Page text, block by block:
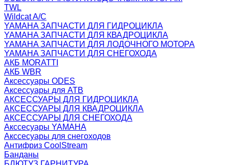
TWL
Wildcat A/C
YAMAHA ЗАПЧАСТИ ДЛЯ ГИДРОЦИКЛА
YAMAHA ЗАПЧАСТИ ДЛЯ КВАДРОЦИКЛА
YAMAHA ЗАПЧАСТИ ДЛЯ ЛОДОЧНОГО МОТОРА
YAMAHA ЗАПЧАСТИ ДЛЯ СНЕГОХОДА
АКБ MORATTI
АКБ WBR
Аксессуары ODES
Аксессуары для АТВ
АКСЕССУАРЫ ДЛЯ ГИДРОЦИКЛА
АКСЕССУАРЫ ДЛЯ КВАДРОЦИКЛА
АКСЕССУАРЫ ДЛЯ СНЕГОХОДА
Акссесуары YAMAHA
Акссесуары для снегоходов
Антифриз CoolStream
Банданы